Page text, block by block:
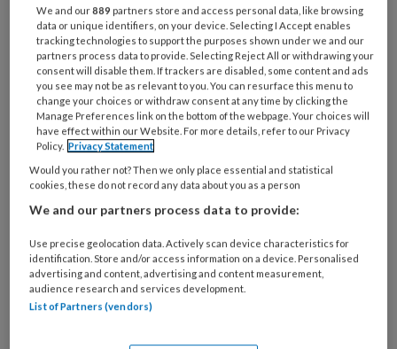
Bij
welke
organisatie
werk
je?
Untitled
Ontvang 2x per week de
KinderopvangTotaal nieuwsbrief
Ontvang iedere zondag het
Management Kinderopvang
Weekoverzicht
Ja, ik geef toestemming voor e-mails
van KinderopvangTotaal en
Springer Media B.V.
?
Uw bovenstaande gegevens kunnen worden toegevoegd aan
We and our889 partners store and access personal data, like browsing
data or unique identifiers, on your device. Selecting I Accept enables
tracking technologies to support the purposes shown under we and our
partners process data to provide. Selecting Reject All or withdrawing your
consent will disable them. If trackers are disabled, some content and ads
you see may not be as relevant to you. You can resurface this menu to
change your choices or withdraw consent at any time by clicking the
Manage Preferences link on the bottom of the webpage. Your choices will
have effect within our Website. For more details, refer to our Privacy
Policy. Privacy Statement
Would you rather not? Then we only place essential and statistical
cookies, these do not record any data about you as a person
We and our partners process data to provide:
Use precise geolocation data. Actively scan device characteristics for
identification. Store and/or access information on a device. Personalised
advertising and content, advertising and content measurement,
audience research and services development.
List of Partners (vendors)